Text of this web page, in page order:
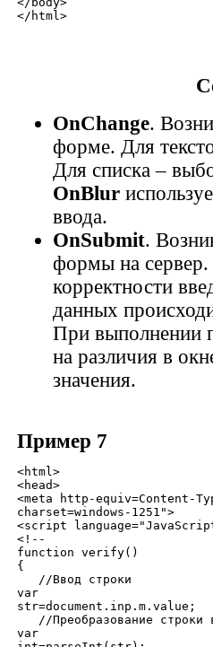
</html>
OnChange.
форме. Для
Для списка –
OnBlur
ввода.
OnSubmit.
формы на сервер.
корректности
данных
При выполнении
на различия в
значения.
Пример 7
<html>
<head>
<meta http-equiv=Content-
charset=windows-1251">
<script
<!--
function verify()
{
//Ввод строки
var
str=document.inp.m.value;
//Преобразование строки
var